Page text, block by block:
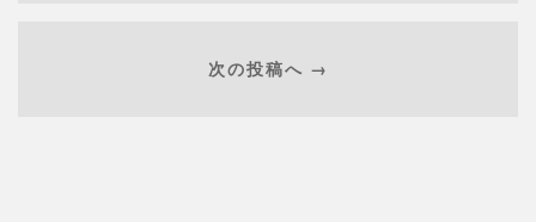
次の投稿へ →